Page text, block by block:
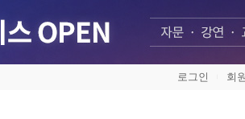
로그인 회